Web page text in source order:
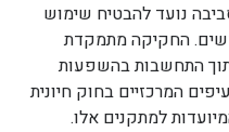
נועד להבטיח שימוש
החקיקה מתמקדת
התחשבות בהשפעות
המרכזיים בחוק חיונית
למתקנים אלו.